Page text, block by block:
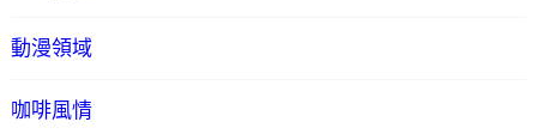
動漫領域
咖啡風情